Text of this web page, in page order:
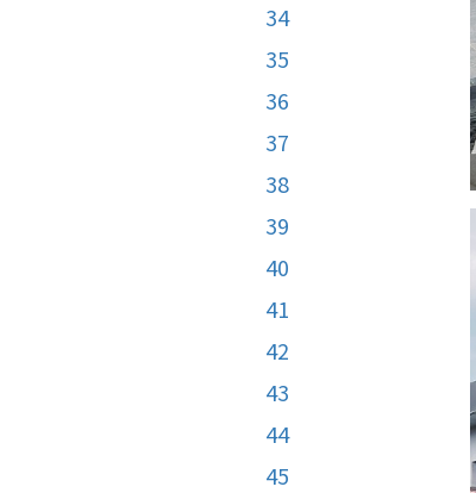
34
35
36
37
38
39
40
41
42
43
44
45